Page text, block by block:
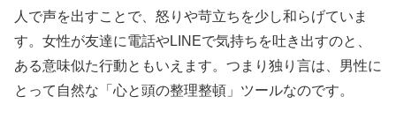
人で声を出すことで、怒りや苛立ちを少し和らげていま
す。女性が友達に電話やLINEで気持ちを吐き出すのと、
ある意味似た行動ともいえます。つまり独り言は、男性に
とって自然な「心と頭の整理整頓」ツールなのです。